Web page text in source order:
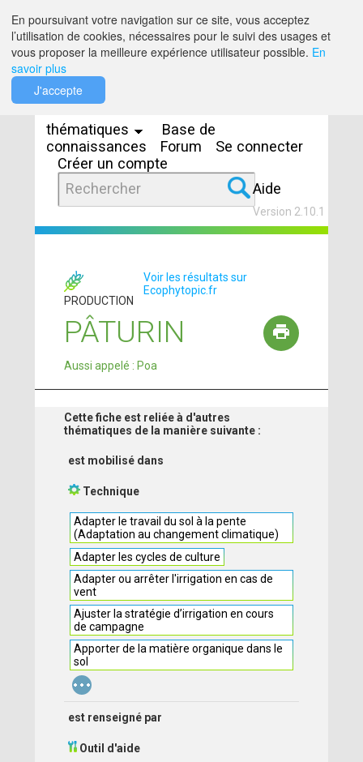
thématiques
Base de
connaissances
Forum
Se connecter
Créer un compte
Aide
Version 2.10.1
PRODUCTION
Voir les résultats sur
Ecophytopic.fr
PÂTURIN
Aussi appelé : Poa
Cette fiche est reliée à d'autres
thématiques de la manière suivante :
est mobilisé dans
Technique
Adapter le travail du sol à la pente
(Adaptation au changement climatique)
Adapter les cycles de culture
Adapter ou arrêter l'irrigation en cas de
vent
Ajuster la stratégie d’irrigation en cours
de campagne
Apporter de la matière organique dans le
sol
...
est renseigné par
Outil d'aide
En poursuivant votre navigation sur ce site, vous acceptez
l’utilisation de cookies, nécessaires pour le suivi des usages et
vous proposer la meilleure expérience utilisateur possible. En
savoir plus
J'accepte